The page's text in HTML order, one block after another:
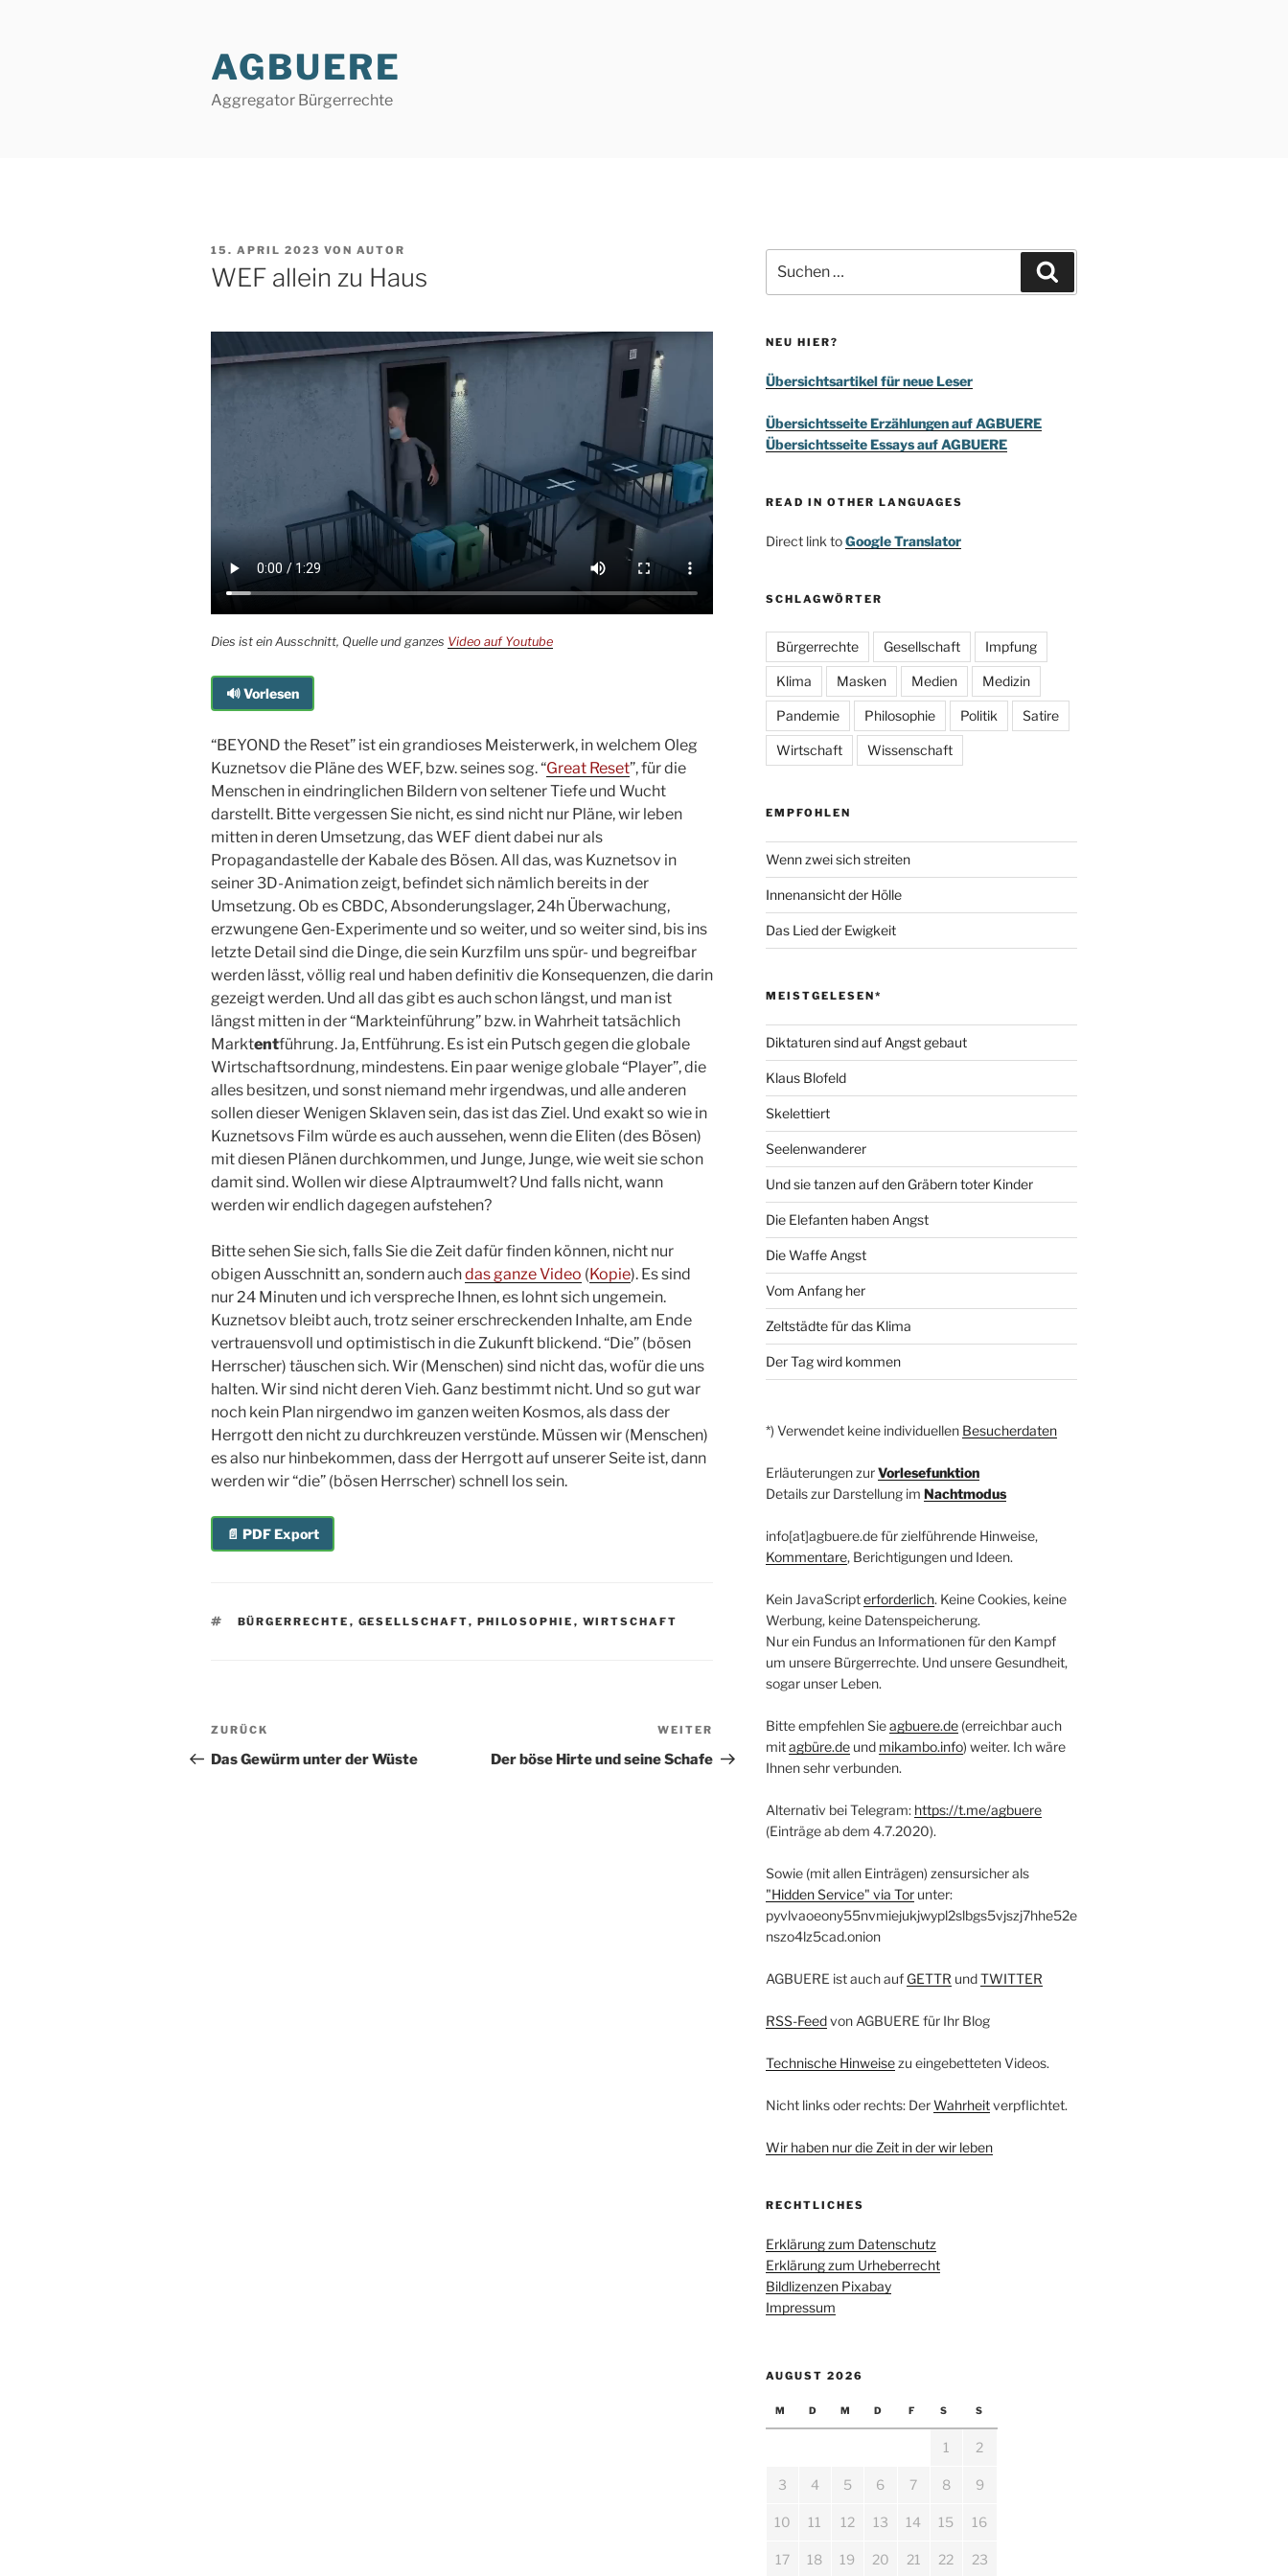
AGBUERE
Aggregator Bürgerrechte
VERÖFFENTLICHT
AM
15. APRIL 2023 VON AUTOR
WEF allein zu Haus
Dies ist ein Ausschnitt, Quelle und ganzes Video auf Youtube
🔊 Vorlesen
“BEYOND the Reset” ist ein grandioses Meisterwerk, in welchem Oleg
Kuznetsov die Pläne des WEF, bzw. seines sog. “Great Reset”, für die
Menschen in eindringlichen Bildern von seltener Tiefe und Wucht
darstellt. Bitte vergessen Sie nicht, es sind nicht nur Pläne, wir leben
mitten in deren Umsetzung, das WEF dient dabei nur als
Propagandastelle der Kabale des Bösen. All das, was Kuznetsov in
seiner 3D-Animation zeigt, befindet sich nämlich bereits in der
Umsetzung. Ob es CBDC, Absonderungslager, 24h Überwachung,
erzwungene Gen-Experimente und so weiter, und so weiter sind, bis ins
letzte Detail sind die Dinge, die sein Kurzfilm uns spür- und begreifbar
werden lässt, völlig real und haben definitiv die Konsequenzen, die darin
gezeigt werden. Und all das gibt es auch schon längst, und man ist
längst mitten in der “Markteinführung” bzw. in Wahrheit tatsächlich
Marktentführung. Ja, Entführung. Es ist ein Putsch gegen die globale
Wirtschaftsordnung, mindestens. Ein paar wenige globale “Player”, die
alles besitzen, und sonst niemand mehr irgendwas, und alle anderen
sollen dieser Wenigen Sklaven sein, das ist das Ziel. Und exakt so wie in
Kuznetsovs Film würde es auch aussehen, wenn die Eliten (des Bösen)
mit diesen Plänen durchkommen, und Junge, Junge, wie weit sie schon
damit sind. Wollen wir diese Alptraumwelt? Und falls nicht, wann
werden wir endlich dagegen aufstehen?
Bitte sehen Sie sich, falls Sie die Zeit dafür finden können, nicht nur
obigen Ausschnitt an, sondern auchdas ganze Video (Kopie). Es sind
nur 24 Minuten und ich verspreche Ihnen, es lohnt sich ungemein.
Kuznetsov bleibt auch, trotz seiner erschreckenden Inhalte, am Ende
vertrauensvoll und optimistisch in die Zukunft blickend. “Die” (bösen
Herrscher) täuschen sich. Wir (Menschen) sind nicht das, wofür die uns
halten. Wir sind nicht deren Vieh. Ganz bestimmt nicht. Und so gut war
noch kein Plan nirgendwo im ganzen weiten Kosmos, als dass der
Herrgott den nicht zu durchkreuzen verstünde. Müssen wir (Menschen)
es also nur hinbekommen, dass der Herrgott auf unserer Seite ist, dann
werden wir “die” (bösen Herrscher) schnell los sein.
📄 PDF Export
SCHLAGWÖRTER
BÜRGERRECHTE , GESELLSCHAFT, PHILOSOPHIE , WIRTSCHAFT
Beitragsnavigation
Vorheriger
Beitrag
ZURÜCK
Das Gewürm unter der Wüste
Nächster
Beitrag
WEITER
Der böse Hirte und seine Schafe
nach:
NEU HIER?
Übersichtsartikel für neue Leser
Übersichtsseite Erzählungen auf AGBUERE
Übersichtsseite Essays auf AGBUERE
READ IN OTHER LANGUAGES
Direct link toGoogle Translator
SCHLAGWÖRTER
Bürgerrechte Gesellschaft Impfung
Klima Masken Medien Medizin
Pandemie Philosophie Politik Satire
Wirtschaft Wissenschaft
EMPFOHLEN
Wenn zwei sich streiten
Innenansicht der Hölle
Das Lied der Ewigkeit
MEISTGELESEN*
Diktaturen sind auf Angst gebaut
Klaus Blofeld
Skelettiert
Seelenwanderer
Und sie tanzen auf den Gräbern toter Kinder
Die Elefanten haben Angst
Die Waffe Angst
Vom Anfang her
Zeltstädte für das Klima
Der Tag wird kommen
*) Verwendet keine individuellen Besucherdaten
Erläuterungen zurVorlesefunktion
Details zur Darstellung im Nachtmodus
info[at]agbuere.de für zielführende Hinweise,
Kommentare, Berichtigungen und Ideen.
Kein JavaScripterforderlich. Keine Cookies, keine
Werbung, keine Datenspeicherung.
Nur ein Fundus an Informationen für den Kampf
um unsere Bürgerrechte. Und unsere Gesundheit,
sogar unser Leben.
Bitte empfehlen Sieagbuere.de(erreichbar auch
mitagbüre.deund mikambo.info) weiter. Ich wäre
Ihnen sehr verbunden.
Alternativ bei Telegram: https://t.me/agbuere
(Einträge ab dem 4.7.2020).
Sowie (mit allen Einträgen) zensursicher als
"Hidden Service" via Torunter:
pyvlvaoeony55nvmiejukjwypl2slbgs5vjszj7hhe52e
nszo4lz5cad.onion
AGBUERE ist auch auf GETTR undTWITTER
RSS-Feedvon AGBUERE für Ihr Blog
Technische Hinweisezu eingebetteten Videos.
Nicht links oder rechts: DerWahrheitverpflichtet.
Wir haben nur die Zeit in der wir leben
RECHTLICHES
Erklärung zum Datenschutz
Erklärung zum Urheberrecht
Bildlizenzen Pixabay
Impressum
AUGUST 2026
M D M D F S S
1 2
3 4 5 6 7 8 9
10 11 12 13 14 15 16
17 18 19 20 21 22 23